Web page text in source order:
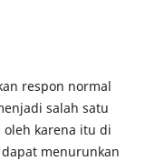
respon normal
salah satu
oleh karena itu di
menurunkan